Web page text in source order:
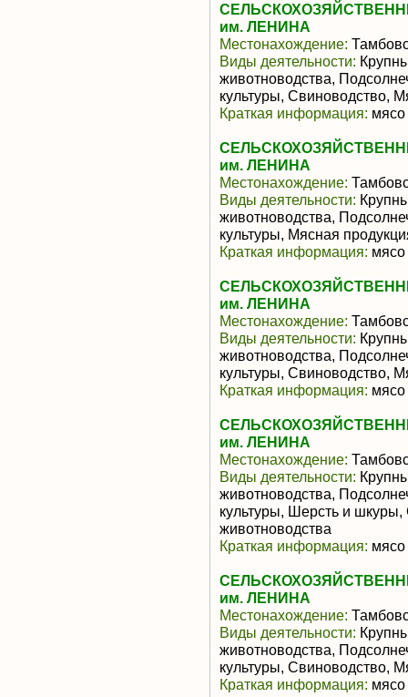
им. ЛЕНИНА
Местонахождение:
Виды деятельности:
животноводства,
культуры, Свиноводство,
Краткая информация: мясо
им. ЛЕНИНА
Местонахождение:
Виды деятельности:
животноводства,
культуры, Мясная
Краткая информация: мясо
им. ЛЕНИНА
Местонахождение:
Виды деятельности:
животноводства,
культуры, Свиноводство,
Краткая информация: мясо
им. ЛЕНИНА
Местонахождение:
Виды деятельности:
животноводства,
культуры, Шерсть и
животноводства
Краткая информация: мясо
им. ЛЕНИНА
Местонахождение:
Виды деятельности:
животноводства,
культуры, Свиноводство,
Краткая информация: мясо